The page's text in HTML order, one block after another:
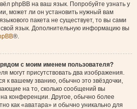
phpBB на ваш язык. Попробуйте узнать у
может ли он установить нужный вам
пакета не существует, то вы сами
язык. Дополнительную информацию вы
®.
с моим именем пользователя?
могут присутствовать два изображения.
к вашему званию, обычно это звёздочки,
на то, сколько сообщений вы
конференции. Другое, обычно более
как «аватара» и обычно уникально для